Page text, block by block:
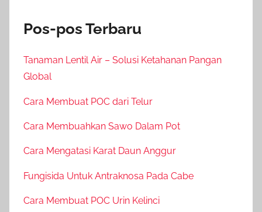
Pos-pos Terbaru
Tanaman Lentil Air – Solusi Ketahanan Pangan
Global
Cara Membuat POC dari Telur
Cara Membuahkan Sawo Dalam Pot
Cara Mengatasi Karat Daun Anggur
Fungisida Untuk Antraknosa Pada Cabe
Cara Membuat POC Urin Kelinci